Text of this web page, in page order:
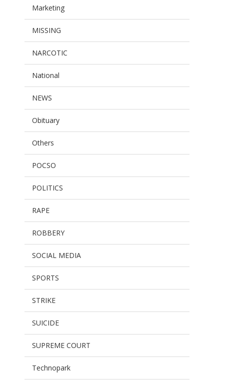
നവജാത ശിശുവിനെ തട്ടുകടയില്‍
ഉപേക്ഷിച്ച നിലയില...
Marketing
MISSING
NARCOTIC
National
NEWS
Obituary
Others
POCSO
POLITICS
RAPE
ROBBERY
SOCIAL MEDIA
SPORTS
STRIKE
SUICIDE
SUPREME COURT
Technopark